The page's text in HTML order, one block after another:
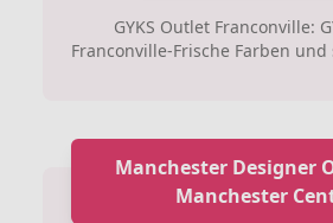
GYKS Outlet Franconville:
Franconville-Frische Farben und
Manchester Designer
Manchester